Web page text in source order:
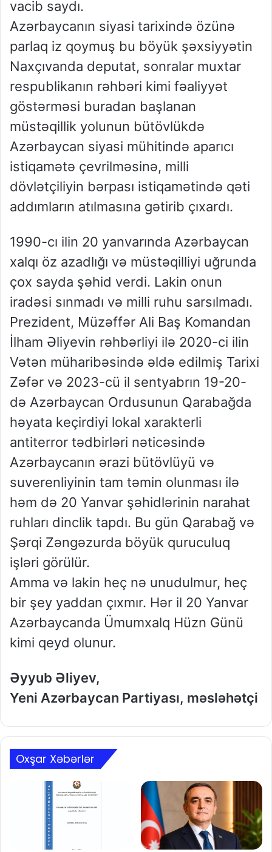
vacib saydı.
Azərbaycanın siyasi tarixində özünə
parlaq iz qoymuş bu böyük şəxsiyyətin
Naxçıvanda deputat, sonralar muxtar
respublikanın rəhbəri kimi fəaliyyət
göstərməsi buradan başlanan
müstəqillik yolunun bütövlükdə
Azərbaycan siyasi mühitində aparıcı
istiqamətə çevrilməsinə, milli
dövlətçiliyin bərpası istiqamətində qəti
addımların atılmasına gətirib çıxardı.
1990-cı ilin 20 yanvarında Azərbaycan
xalqı öz azadlığı və müstəqilliyi uğrunda
çox sayda şəhid verdi. Lakin onun
iradəsi sınmadı və milli ruhu sarsılmadı.
Prezident, Müzəffər Ali Baş Komandan
İlham Əliyevin rəhbərliyi ilə 2020-ci ilin
Vətən müharibəsində əldə edilmiş Tarixi
Zəfər və 2023-cü il sentyabrın 19-20-
də Azərbaycan Ordusunun Qarabağda
həyata keçirdiyi lokal xarakterli
antiterror tədbirləri nəticəsində
Azərbaycanın ərazi bütövlüyü və
suverenliyinin tam təmin olunması ilə
həm də 20 Yanvar şəhidlərinin narahat
ruhları dinclik tapdı. Bu gün Qarabağ və
Şərqi Zəngəzurda böyük quruculuq
işləri görülür.
Amma və lakin heç nə unudulmur, heç
bir şey yaddan çıxmır. Hər il 20 Yanvar
Azərbaycanda Ümumxalq Hüzn Günü
kimi qeyd olunur.
Əyyub Əliyev,
Yeni Azərbaycan Partiyası, məsləhətçi
Oxşar Xəbərlər